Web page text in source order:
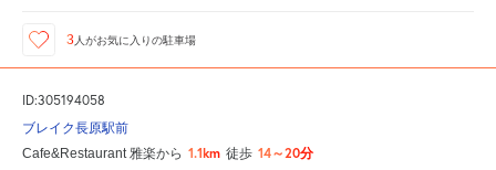
3人がお気に入りの駐車場
ID:305194058
ブレイク長原駅前
Cafe&Restaurant 雅楽から 1.1km 徒歩 14～20分